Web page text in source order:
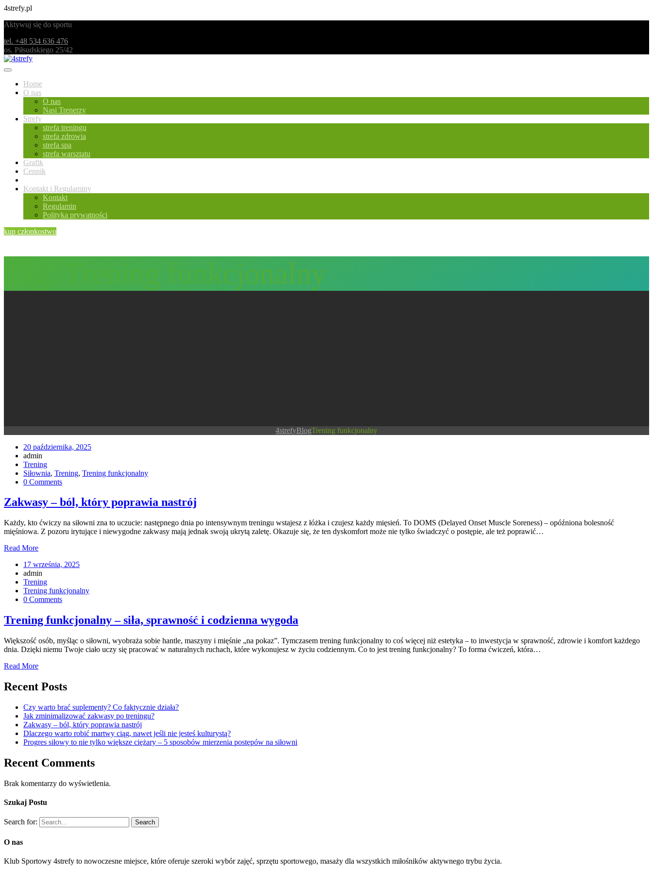
4strefy.pl
Aktywuj się do sportu
tel. +48 534 636 476
os. Piłsudskiego 25/42
Home
O nas
O nas
Nasi Trenerzy
Strefy
strefa treningu
strefa zdrowia
strefa spa
strefa warsztatu
Grafik
Cennik
Kontakt i Regulaminy
Kontakt
Regulamin
Polityka prywatności
kup członkostwo
Trening funkcjonalny
4strefyBlogTrening funkcjonalny
20 października, 2025
admin
Trening
Siłownia, Trening, Trening funkcjonalny
0 Comments
Zakwasy – ból, który poprawia nastrój
Każdy, kto ćwiczy na siłowni zna to uczucie: następnego dnia po intensywnym treningu wstajesz z łóżka i czujesz każdy mięsień. To DOMS (Delayed Onset Muscle Soreness) – opóźniona bolesność
mięśniowa. Z pozoru irytujące i niewygodne zakwasy mają jednak swoją ukrytą zaletę. Okazuje się, że ten dyskomfort może nie tylko świadczyć o postępie, ale też poprawić…
Read More
17 września, 2025
admin
Trening
Trening funkcjonalny
0 Comments
Trening funkcjonalny – siła, sprawność i codzienna wygoda
Większość osób, myśląc o siłowni, wyobraża sobie hantle, maszyny i mięśnie „na pokaz”. Tymczasem trening funkcjonalny to coś więcej niż estetyka – to inwestycja w sprawność, zdrowie i komfort każdego
dnia. Dzięki niemu Twoje ciało uczy się pracować w naturalnych ruchach, które wykonujesz w życiu codziennym. Co to jest trening funkcjonalny? To forma ćwiczeń, która…
Read More
Recent Posts
Czy warto brać suplementy? Co faktycznie działa?
Jak zminimalizować zakwasy po treningu?
Zakwasy – ból, który poprawia nastrój
Dlaczego warto robić martwy ciąg, nawet jeśli nie jesteś kulturystą?
Progres siłowy to nie tylko większe ciężary – 5 sposobów mierzenia postępów na siłowni
Recent Comments
Brak komentarzy do wyświetlenia.
Szukaj Postu
Search for:
O nas
Klub Sportowy 4strefy to nowoczesne miejsce, które oferuje szeroki wybór zajęć, sprzętu sportowego, masaży dla wszystkich miłośników aktywnego trybu życia.